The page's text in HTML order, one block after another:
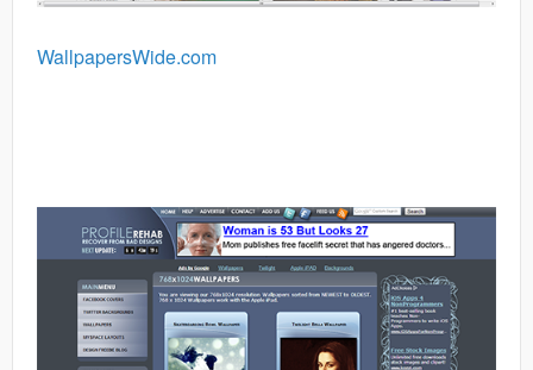
WallpapersWide.com